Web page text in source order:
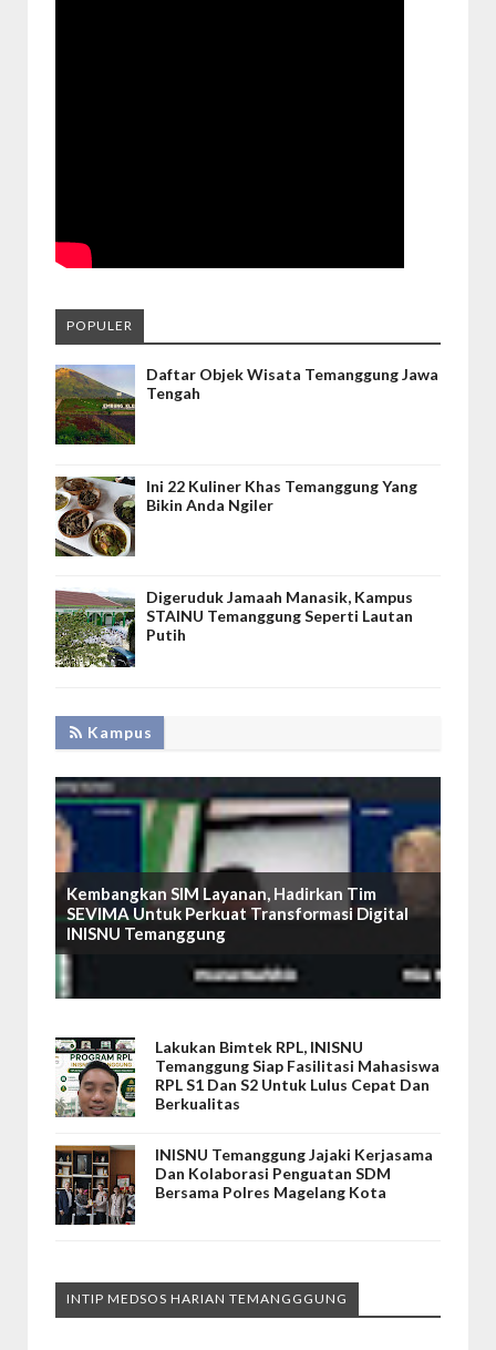
POPULER
Daftar Objek Wisata Temanggung Jawa
Tengah
Ini 22 Kuliner Khas Temanggung Yang
Bikin Anda Ngiler
Digeruduk Jamaah Manasik, Kampus
STAINU Temanggung Seperti Lautan
Putih
Kampus
Kembangkan SIM Layanan, Hadirkan Tim
SEVIMA Untuk Perkuat Transformasi Digital
INISNU Temanggung
Lakukan Bimtek RPL, INISNU
Temanggung Siap Fasilitasi Mahasiswa
RPL S1 Dan S2 Untuk Lulus Cepat Dan
Berkualitas
INISNU Temanggung Jajaki Kerjasama
Dan Kolaborasi Penguatan SDM
Bersama Polres Magelang Kota
INTIP MEDSOS HARIAN TEMANGGGUNG